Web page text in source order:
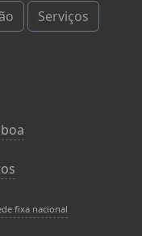
Serviços
fixa nacional